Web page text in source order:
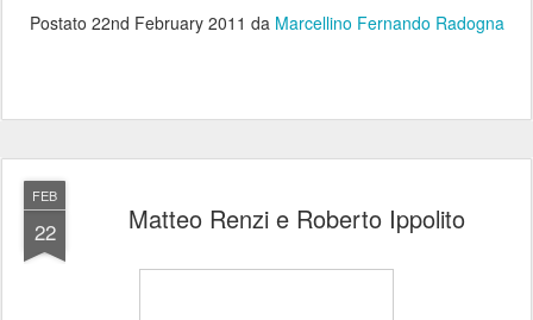
Postato 22nd February 2011 da Marcellino Fernando Radogna
FEB
22 Matteo Renzi e Roberto Ippolito